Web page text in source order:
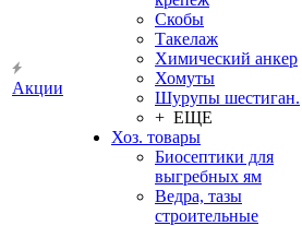
Акции
Скобы
Такелаж
Химический анкер
Хомуты
Шурупы шестиган.
+ ЕЩЕ
Хоз. товары
Биосептики для
выгребных ям
Ведра, тазы
строительные